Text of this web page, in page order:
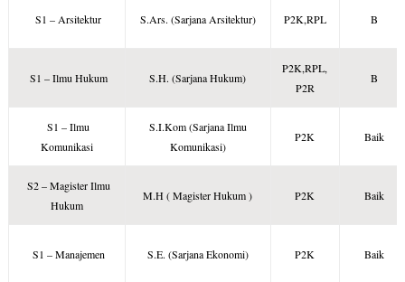
S1 – Arsitektur S.Ars. (Sarjana Arsitektur) P2K,RPL B
S1 – Ilmu Hukum S.H. (Sarjana Hukum)
P2K,RPL,
P2R
B
S1 – Ilmu
Komunikasi
S.I.Kom (Sarjana Ilmu
Komunikasi)
P2K Baik
S2 – Magister Ilmu
Hukum
M.H ( Magister Hukum ) P2K Baik
S1 – Manajemen S.E. (Sarjana Ekonomi) P2K Baik